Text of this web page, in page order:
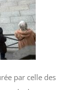
par celle des